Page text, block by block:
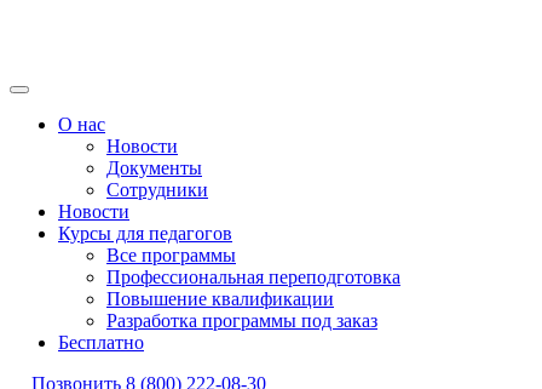
О нас
Новости
Документы
Сотрудники
Новости
Курсы для педагогов
Все программы
Профессиональная переподготовка
Повышение квалификации
Разработка программы под заказ
Бесплатно
Позвонить 8 (800) 222-08-30